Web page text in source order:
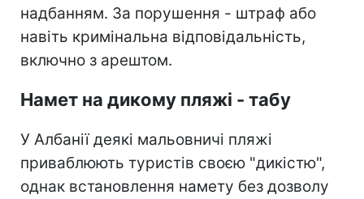
надбанням. За порушення - штраф або
навіть кримінальна відповідальність,
включно з арештом.
Намет на дикому пляжі - табу
У Албанії деякі мальовничі пляжі
приваблюють туристів своєю "дикістю",
однак встановлення намету без дозволу